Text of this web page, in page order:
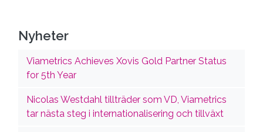
Nyheter
Viametrics Achieves Xovis Gold Partner Status
for 5th Year
Nicolas Westdahl tillträder som VD, Viametrics
tar nästa steg i internationalisering och tillväxt